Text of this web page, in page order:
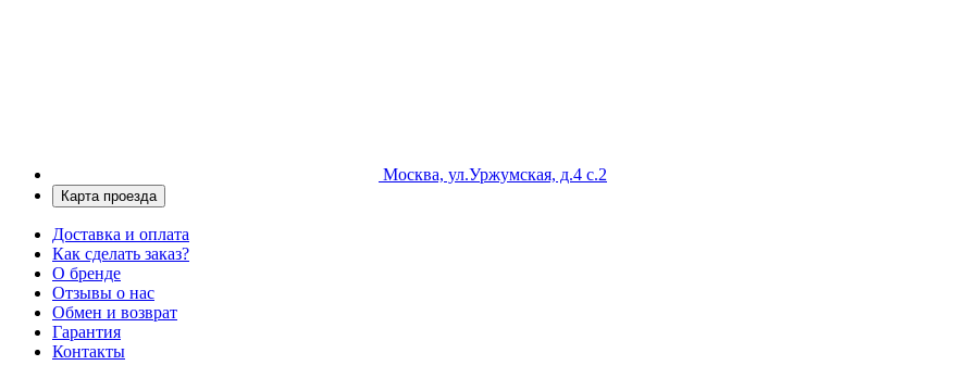
Москва, ул.Уржумская, д.4 с.2
Карта проезда
Доставка и оплата
Как сделать заказ?
О бренде
Отзывы о нас
Обмен и возврат
Гарантия
Контакты